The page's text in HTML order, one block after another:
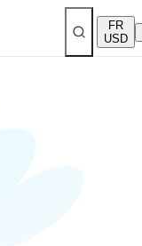
FR
USD